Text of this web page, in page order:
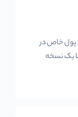
پول خاص در
یک نسخه